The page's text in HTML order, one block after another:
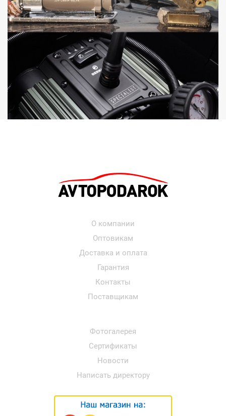
О компании
Оптовикам
Доставка и оплата
Гарантия
Контакты
Поставщикам
Фотогалерея
Сертификаты
Новости
Написать директору